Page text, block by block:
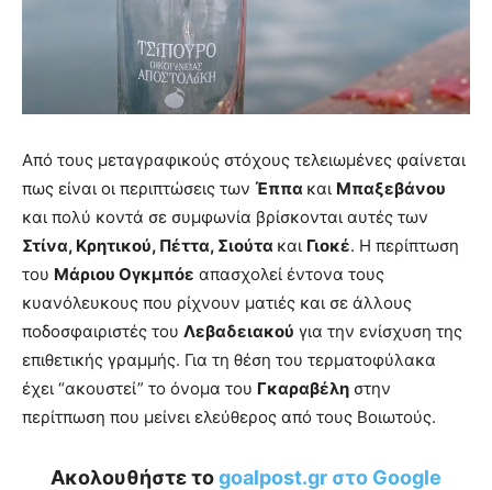
Από τους μεταγραφικούς στόχους τελειωμένες φαίνεται
πως είναι οι περιπτώσεις των Έππα και Μπαξεβάνου
και πολύ κοντά σε συμφωνία βρίσκονται αυτές των
Στίνα, Κρητικού, Πέττα, Σιούτα και Γιοκέ. Η περίπτωση
του Μάριου Ογκμπόε απασχολεί έντονα τους
κυανόλευκους που ρίχνουν ματιές και σε άλλους
ποδοσφαιριστές του Λεβαδειακού για την ενίσχυση της
επιθετικής γραμμής. Για τη θέση του τερματοφύλακα
έχει “ακουστεί” το όνομα του Γκαραβέλη στην
περίτπωση που μείνει ελεύθερος από τους Βοιωτούς.
Ακολουθήστε τοgoalpost.gr στο Google